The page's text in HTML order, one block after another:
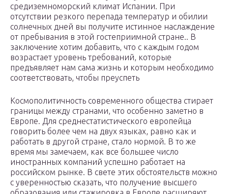
средиземноморский климат Испании. При
отсутствии резкого перепада температур и обилии
солнечных дней вы получите истинное наслаждение
от пребывания в этой гостеприимной стране.. В
заключение хотим добавить, что с каждым годом
возрастает уровень требований, которые
предъявляет нам сама жизнь и которым необходимо
соответствовать, чтобы преуспеть
Космополитичность современного общества стирает
границы между странами, что особенно заметно в
Европе. Для среднестатистического европейца
говорить более чем на двух языках, равно как и
работать в другой стране, стало нормой. В то же
время мы замечаем, как все большее число
иностранных компаний успешно работает на
российском рынке. В свете этих обстоятельств можно
с уверенностью сказать, что получение высшего